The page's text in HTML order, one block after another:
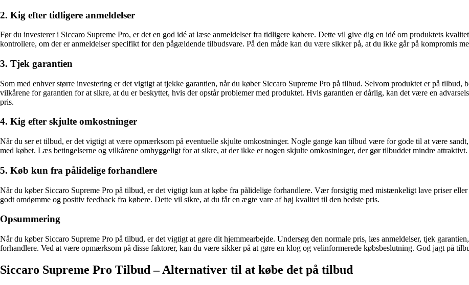
2. Kig efter tidligere anmeldelser
Før du investerer i Siccaro Supreme Pro, er det en god idé at læse anmeldelser fra tidligere købere. Dette vil give dig en idé om produktets
kontrollere, om der er anmeldelser specifikt for den pågældende tilbudsvare. På den måde kan du være sikker på, at du ikke går på kompromis
3. Tjek garantien
Som med enhver større investering er det vigtigt at tjekke garantien, når du køber Siccaro Supreme Pro på tilbud. Selvom produktet er på
vilkårene for garantien for at sikre, at du er beskyttet, hvis der opstår problemer med produktet. Hvis garantien er dårlig, kan det være en
pris.
4. Kig efter skjulte omkostninger
Når du ser et tilbud, er det vigtigt at være opmærksom på eventuelle skjulte omkostninger. Nogle gange kan tilbud være for gode til at være
med købet. Læs betingelserne og vilkårene omhyggeligt for at sikre, at der ikke er nogen skjulte omkostninger, der gør tilbuddet mindre attraktivt.
5. Køb kun fra pålidelige forhandlere
Når du køber Siccaro Supreme Pro på tilbud, er det vigtigt kun at købe fra pålidelige forhandlere. Vær forsigtig med mistænkeligt lave priser
godt omdømme og positiv feedback fra købere. Dette vil sikre, at du får en ægte vare af høj kvalitet til den bedste pris.
Opsummering
Når du køber Siccaro Supreme Pro på tilbud, er det vigtigt at gøre dit hjemmearbejde. Undersøg den normale pris, læs anmeldelser, tjek
forhandlere. Ved at være opmærksom på disse faktorer, kan du være sikker på at gøre en klog og velinformerede købsbeslutning. God jagt på
Siccaro Supreme Pro Tilbud – Alternativer til at købe det på tilbud